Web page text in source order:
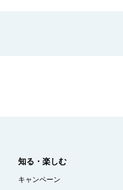
知る・楽しむ
キャンペーン